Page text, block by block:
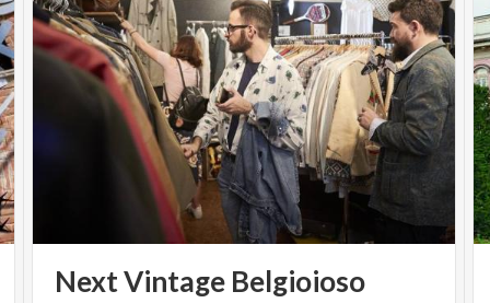
NextVintage Belgioioso